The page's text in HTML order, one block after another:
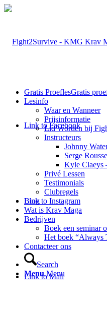
Link to Facebook
Link to Instagram
Link to Mail
Gratis ProeflesGratis
Lesinfo
Waar en Wanneer
Prijsinformatie
Lid Worden bij
Instructeurs
Johnny
Serge
Kyle Claeys
Privé Lessen
Testimonials
Clubregels
Blog
Wat is Krav Maga
Bedrijven
Boek een seminar
Het boek “Always
Contacteer ons
Search
Menu Menu